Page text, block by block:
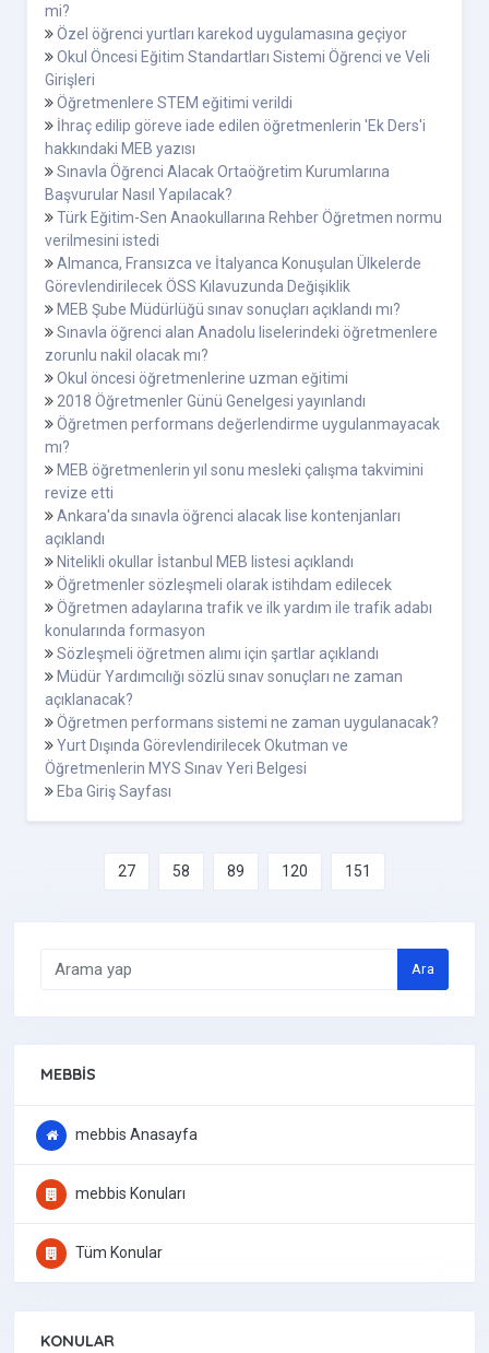
mi?
Özel öğrenci yurtları karekod uygulamasına geçiyor
Okul Öncesi Eğitim Standartları Sistemi Öğrenci ve Veli
Girişleri
Öğretmenlere STEM eğitimi verildi
İhraç edilip göreve iade edilen öğretmenlerin 'Ek Ders'i
hakkındaki MEB yazısı
Sınavla Öğrenci Alacak Ortaöğretim Kurumlarına
Başvurular Nasıl Yapılacak?
Türk Eğitim-Sen Anaokullarına Rehber Öğretmen normu
verilmesini istedi
Almanca, Fransızca ve İtalyanca Konuşulan Ülkelerde
Görevlendirilecek ÖSS Kılavuzunda Değişiklik
MEB Şube Müdürlüğü sınav sonuçları açıklandı mı?
Sınavla öğrenci alan Anadolu liselerindeki öğretmenlere
zorunlu nakil olacak mı?
Okul öncesi öğretmenlerine uzman eğitimi
2018 Öğretmenler Günü Genelgesi yayınlandı
Öğretmen performans değerlendirme uygulanmayacak
mı?
MEB öğretmenlerin yıl sonu mesleki çalışma takvimini
revize etti
Ankara'da sınavla öğrenci alacak lise kontenjanları
açıklandı
Nitelikli okullar İstanbul MEB listesi açıklandı
Öğretmenler sözleşmeli olarak istihdam edilecek
Öğretmen adaylarına trafik ve ilk yardım ile trafik adabı
konularında formasyon
Sözleşmeli öğretmen alımı için şartlar açıklandı
Müdür Yardımcılığı sözlü sınav sonuçları ne zaman
açıklanacak?
Öğretmen performans sistemi ne zaman uygulanacak?
Yurt Dışında Görevlendirilecek Okutman ve
Öğretmenlerin MYS Sınav Yeri Belgesi
Eba Giriş Sayfası
27 58 89 120 151
Ara
MEBBIS
mebbis Anasayfa
mebbis Konuları
Tüm Konular
KONULAR